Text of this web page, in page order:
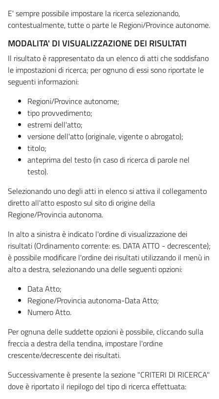
E' sempre possibile impostare la ricerca selezionando,
contestualmente, tutte o parte le Regioni/Province autonome.
MODALITA' DI VISUALIZZAZIONE DEI RISULTATI
Il risultato è rappresentato da un elenco di atti che soddisfano
le impostazioni di ricerca; per ognuno di essi sono riportate le
seguenti informazioni:
Regioni/Province autonome;
tipo provvedimento;
estremi dell'atto;
versione dell'atto (originale, vigente o abrogato);
titolo;
anteprima del testo (in caso di ricerca di parole nel
testo).
Selezionando uno degli atti in elenco si attiva il collegamento
diretto all'atto esposto sul sito di origine della
Regione/Provincia autonoma.
In alto a sinistra è indicato l'ordine di visualizzazione dei
risultati (Ordinamento corrente: es. DATA ATTO - decrescente);
è possibile modificare l'ordine dei risultati utilizzando il menù in
alto a destra, selezionando una delle seguenti opzioni:
Data Atto;
Regione/Provincia autonoma-Data Atto;
Numero Atto.
Per ognuna delle suddette opzioni è possibile, cliccando sulla
freccia a destra della tendina, impostare l'ordine
crescente/decrescente dei risultati.
Successivamente è presente la sezione "CRITERI DI RICERCA"
dove è riportato il riepilogo del tipo di ricerca effettuata: